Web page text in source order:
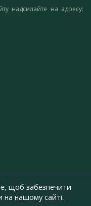
надсилайте на адресу:
щоб забезпечити
нашому сайті.